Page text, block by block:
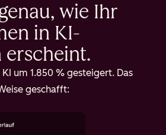
wie Ihr
in KI-
um 1.850 % gesteigert. Das
geschafft: